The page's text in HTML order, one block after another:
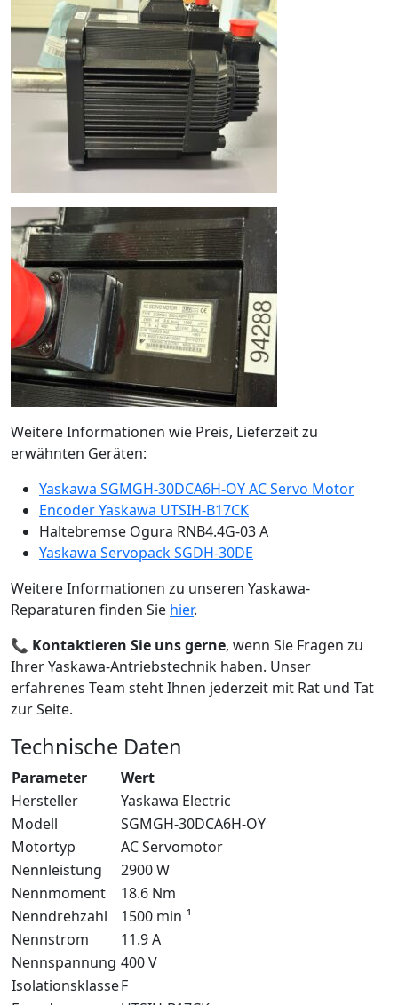
Weitere Informationen wie Preis, Lieferzeit zu
erwähnten Geräten:
Yaskawa SGMGH-30DCA6H-OY AC Servo Motor
Encoder Yaskawa UTSIH-B17CK
Haltebremse Ogura RNB4.4G-03 A
Yaskawa Servopack SGDH-30DE
Weitere Informationen zu unseren Yaskawa-
Reparaturen finden Sie hier.
📞 Kontaktieren Sie uns gerne, wenn Sie Fragen zu
Ihrer Yaskawa-Antriebstechnik haben. Unser
erfahrenes Team steht Ihnen jederzeit mit Rat und Tat
zur Seite.
Technische Daten
Parameter
Wert
Hersteller
Yaskawa Electric
Modell
SGMGH-30DCA6H-OY
Motortyp
AC Servomotor
Nennleistung
2900 W
Nennmoment
18.6 Nm
Nenndrehzahl
1500 min⁻¹
Nennstrom
11.9 A
Nennspannung 400 V
IsolationsklasseF